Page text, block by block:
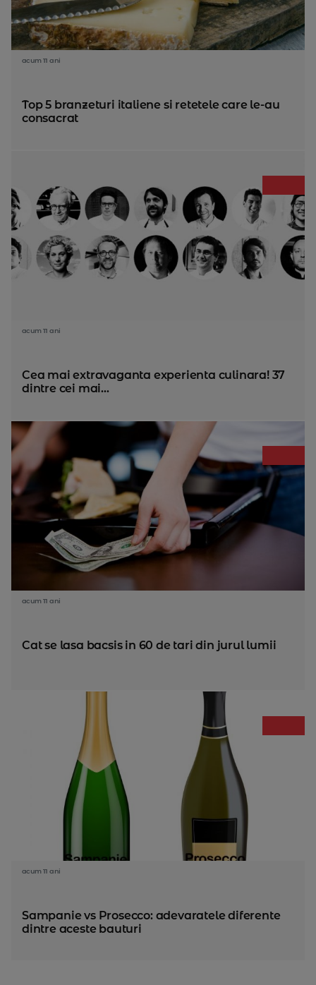
acum 11 ani
Top 5 branzeturi italiene si retetele care le-au
consacrat
acum 11 ani
Cea mai extravaganta experienta culinara! 37
dintre cei mai...
acum 11 ani
Cat se lasa bacsis in 60 de tari din jurul lumii
acum 11 ani
Sampanie vs Prosecco: adevaratele diferente
dintre aceste bauturi